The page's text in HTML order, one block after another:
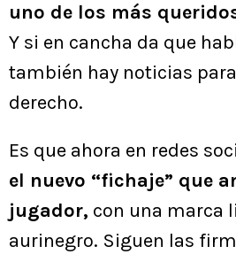
uno de los más
Y si en cancha da que
también hay noticias
derecho.
Es que ahora en redes
el nuevo “fichaje” que
jugador, con una marca
aurinegro. Siguen las